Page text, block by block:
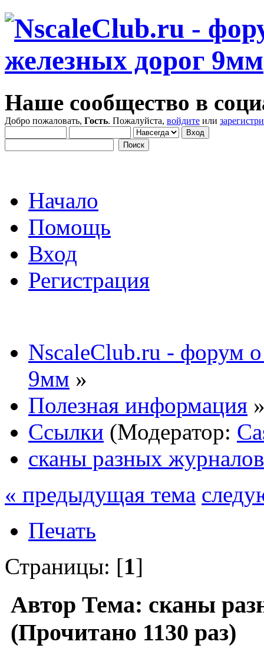
Наше сообщество в
Добро пожаловать, Гость. Пожалуйста, войдите или
Начало
Помощь
Вход
Регистрация
NscaleClub.ru - форум
9мм »
Полезная информация
Ссылки (Модератор:
сканы разных
« предыдущая тема
Печать
Страницы: [1]
Автор Тема: сканы
(Прочитано 1130 раз)